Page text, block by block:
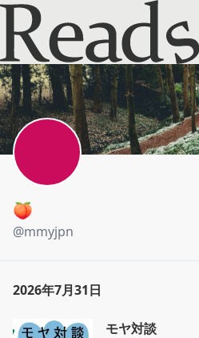
Reads - 読書のSNS＆記録アプリ
🍑
@mmyjpn
2026年7月31日
モヤ対談